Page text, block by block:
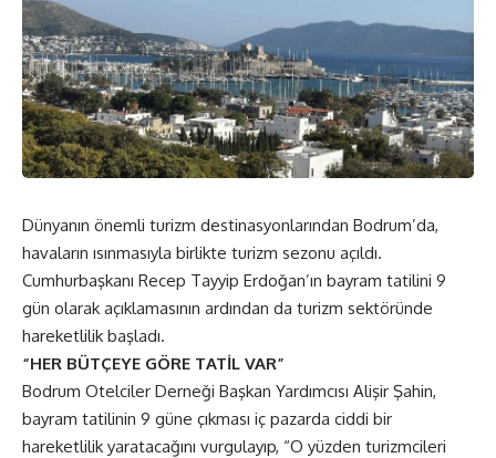
Dünyanın önemli turizm destinasyonlarından Bodrum’da,
havaların ısınmasıyla birlikte turizm sezonu açıldı.
Cumhurbaşkanı Recep Tayyip Erdoğan’ın bayram tatilini 9
gün olarak açıklamasının ardından da turizm sektöründe
hareketlilik başladı.
“HER BÜTÇEYE GÖRE TATİL VAR”
Bodrum Otelciler Derneği Başkan Yardımcısı Alişir Şahin,
bayram tatilinin 9 güne çıkması iç pazarda ciddi bir
hareketlilik yaratacağını vurgulayıp, “O yüzden turizmcileri